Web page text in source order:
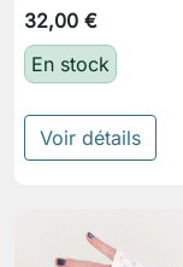
32,00 €
En stock
Voir détails